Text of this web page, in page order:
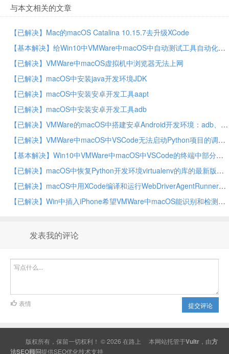
与本文相关的文章
【已解决】Mac的macOS Catalina 10.15.7去升级XCode
【基本解决】给Win10中VMWare中macOS中自动测试工具自动化测试安卓游戏开启代理功能
【已解决】VMWare中macOS虚拟机中浏览器无法上网
【已解决】macOS中安装java开发环境JDK
【已解决】macOS中安装安卓开发工具aapt
【已解决】macOS中安装安卓开发工具adb
【已解决】VMWare的macOS中搭建安卓Android开发环境：adb、aapt等工具
【已解决】VMWare中macOS中VSCode无法启动Python项目的调试
【基本解决】Win10中VMWare中macOS中VSCode的终端中部分字母如c或s不显示
【已解决】macOS中恢复Python开发环境virtualenv的库的最新版本
【已解决】macOS中用XCode编译和运行WebDriverAgentRunner项目
【已解决】Win中插入iPhone希望VMWare中macOS能识别和检测到
发表我的评论
提交评论
表情
版权所有，保留一切权利！ © 2026 在路上 本网站托管于Vultr ，由方
法SEO顾问提供SEO优化技术支持